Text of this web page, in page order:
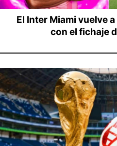
El Inter Miami vuelve
con el fichaje